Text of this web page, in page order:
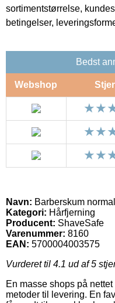
sortimentstørrelse,
betingelser,
Bedst
Webshop
Navn: Barberskum
Kategori: Hårfjerning
Producent: ShaveSafe
Varenummer: 8160
EAN: 5700004003575
Vurderet til 4.1 ud af 5
En masse shops på
metoder til levering. En